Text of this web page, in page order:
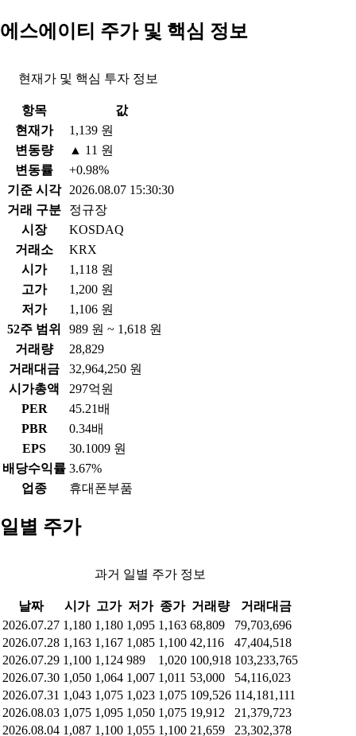
에스에이티 주가 및 핵심 정보
현재가 및 핵심 투자 정보
항목
값
현재가
1,139 원
변동량
▲ 11 원
변동률
+0.98%
기준 시각
2026.08.07 15:30:30
거래 구분
정규장
시장
KOSDAQ
거래소
KRX
시가
1,118 원
고가
1,200 원
저가
1,106 원
52주 범위
989 원 ~ 1,618 원
거래량
28,829
거래대금
32,964,250 원
시가총액
297억원
PER
45.21배
PBR
0.34배
EPS
30.1009 원
배당수익률 3.67%
업종
휴대폰부품
일별 주가
과거 일별 주가 정보
날짜 시가 고가 저가 종가 거래량
거래대금
2026.07.27 1,180 1,180 1,095 1,163 68,809
79,703,696
2026.07.28 1,163 1,167 1,085 1,100 42,116
47,404,518
2026.07.29 1,100 1,124 989 1,020 100,918 103,233,765
2026.07.30 1,050 1,064 1,007 1,011 53,000
54,116,023
2026.07.31 1,043 1,075 1,023 1,075 109,526 114,181,111
2026.08.03 1,075 1,095 1,050 1,075 19,912
21,379,723
2026.08.04 1,087 1,100 1,055 1,100 21,659 23,302,378